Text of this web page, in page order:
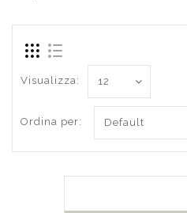
Visualizza:
Ordina per: